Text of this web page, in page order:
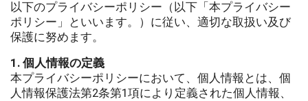
以下のプライバシーポリシー（以下「本プライバシー
ポリシー」といいます。）に従い、適切な取扱い及び
保護に努めます。
1. 個人情報の定義
本プライバシーポリシーにおいて、個人情報とは、個
人情報保護法第2条第1項により定義された個人情報、